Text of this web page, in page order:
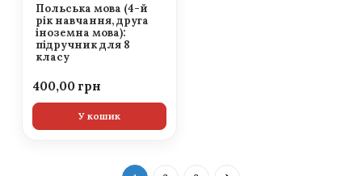
Польська мова (4-й
рік навчання, друга
іноземна мова):
підручник для 8
класу
400,00
У кошик